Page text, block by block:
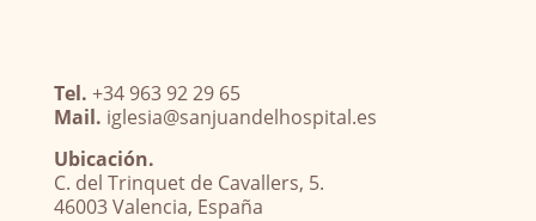
Tel. +34 963 92 29 65
Mail. iglesia@sanjuandelhospital.es
Ubicación.
C. del Trinquet de Cavallers, 5.
46003 Valencia, España